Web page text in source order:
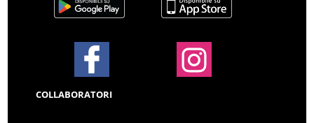
COLLABORATORI